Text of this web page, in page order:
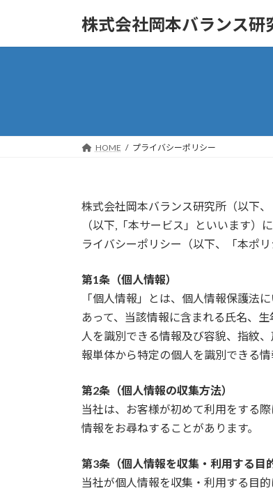
株式会社岡本バランス研
HOME プライバシーポリシー
株式会社岡本バランス研究所（以下
（以下,「本サービス」といいます）
ライバシーポリシー（以下、「本ポ
第1条（個人情報）
「個人情報」とは、個人情報保護法
あって、当該情報に含まれる氏名、
人を識別できる情報及び容貌、指紋
報単体から特定の個人を識別できる
第2条（個人情報の収集方法）
当社は、お客様が初めて利用をする
情報をお尋ねすることがあります。
第3条（個人情報を収集・利用する目
当社が個人情報を収集・利用する目的